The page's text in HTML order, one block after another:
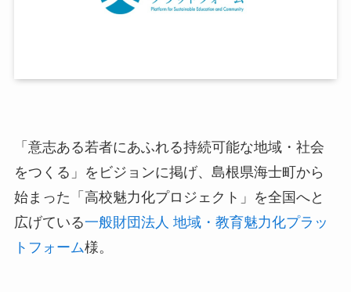
「意志ある若者にあふれる持続可能な地域・社会
をつくる」をビジョンに掲げ、島根県海士町から
始まった「高校魅力化プロジェクト」を全国へと
広げている一般財団法人 地域・教育魅力化プラッ
トフォーム様。